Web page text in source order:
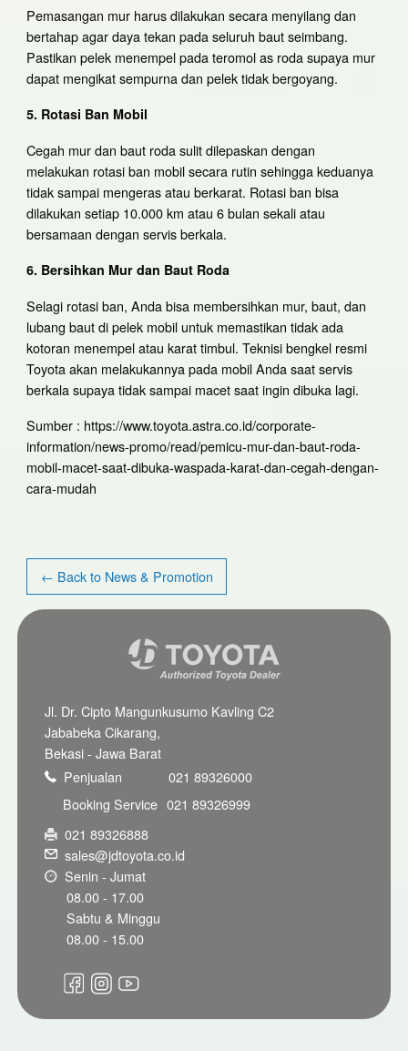
Pemasangan mur harus dilakukan secara menyilang dan
bertahap agar daya tekan pada seluruh baut seimbang.
Pastikan pelek menempel pada teromol as roda supaya mur
dapat mengikat sempurna dan pelek tidak bergoyang.
5. Rotasi Ban Mobil
Cegah mur dan baut roda sulit dilepaskan dengan
melakukan rotasi ban mobil secara rutin sehingga keduanya
tidak sampai mengeras atau berkarat. Rotasi ban bisa
dilakukan setiap 10.000 km atau 6 bulan sekali atau
bersamaan dengan servis berkala.
6. Bersihkan Mur dan Baut Roda
Selagi rotasi ban, Anda bisa membersihkan mur, baut, dan
lubang baut di pelek mobil untuk memastikan tidak ada
kotoran menempel atau karat timbul. Teknisi bengkel resmi
Toyota akan melakukannya pada mobil Anda saat servis
berkala supaya tidak sampai macet saat ingin dibuka lagi.
Sumber : https://www.toyota.astra.co.id/corporate-
information/news-promo/read/pemicu-mur-dan-baut-roda-
mobil-macet-saat-dibuka-waspada-karat-dan-cegah-dengan-
cara-mudah
← Back to News & Promotion
Jl. Dr. Cipto Mangunkusumo Kavling C2
Jababeka Cikarang,
Bekasi - Jawa Barat
Penjualan
021 89326000
Booking Service 021 89326999
021 89326888
sales@jdtoyota.co.id
Senin - Jumat
08.00 - 17.00
Sabtu & Minggu
08.00 - 15.00